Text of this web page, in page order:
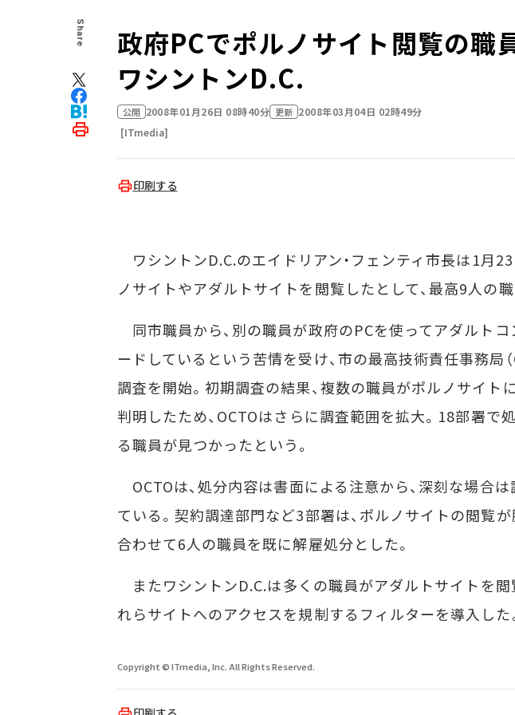
Share
政府PCでポルノサイト閲覧の職員
ワシントンD.C.
公開 2008年01月26日 08時40分 更新 2008年03月04日 02時49分
[ITmedia]
印刷する
ワシントンD.C.のエイドリアン・フェンティ市長は1月
ノサイトやアダルトサイトを閲覧したとして、最高9人の
同市職員から、別の職員が政府のPCを使ってアダルトコ
ードしているという苦情を受け、市の最高技術責任事務局
調査を開始。初期調査の結果、複数の職員がポルノサイト
判明したため、OCTOはさらに調査範囲を拡大。18部署で
る職員が見つかったという。
OCTOは、処分内容は書面による注意から、深刻な場合
ている。契約調達部門など3部署は、ポルノサイトの閲覧が
合わせて6人の職員を既に解雇処分とした。
またワシントンD.C.は多くの職員がアダルトサイトを閲
れらサイトへのアクセスを規制するフィルターを導入した
Copyright © ITmedia, Inc. All Rights Reserved.